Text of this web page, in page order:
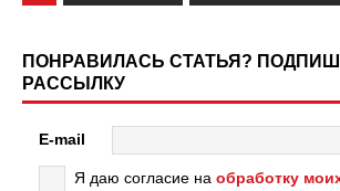
ПОНРАВИЛАСЬ СТАТЬЯ?
РАССЫЛКУ
E-mail
Я даю согласие на обработку